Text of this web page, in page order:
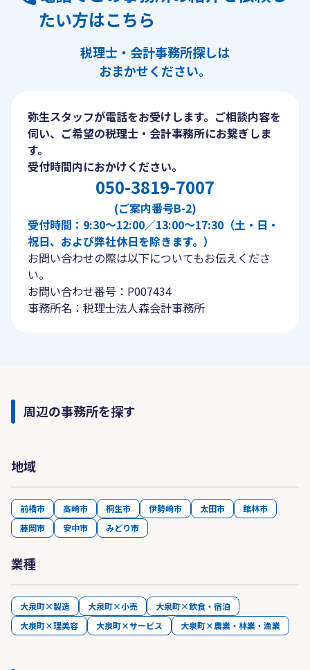
たい方はこちら
税理士・会計事務所探しは
おまかせください。
弥生スタッフが電話をお受けします。ご相談内容を
伺い、ご希望の税理士・会計事務所にお繋ぎしま
す。
受付時間内におかけください。
050-3819-7007
(ご案内番号B-2)
受付時間：9:30〜12:00／13:00〜17:30（土・日・
祝日、および弊社休日を除きます。）
お問い合わせの際は以下についてもお伝えくださ
い。
お問い合わせ番号：P007434
事務所名：税理士法人森会計事務所
周辺の事務所を探す
地域
前橋市 高崎市 桐生市 伊勢崎市 太田市
館林市
藤岡市
安中市 みどり市
業種
大泉町×製造 大泉町×小売
大泉町×飲食・宿泊
大泉町×理美容
大泉町×サービス 大泉町×農業・林業・漁業